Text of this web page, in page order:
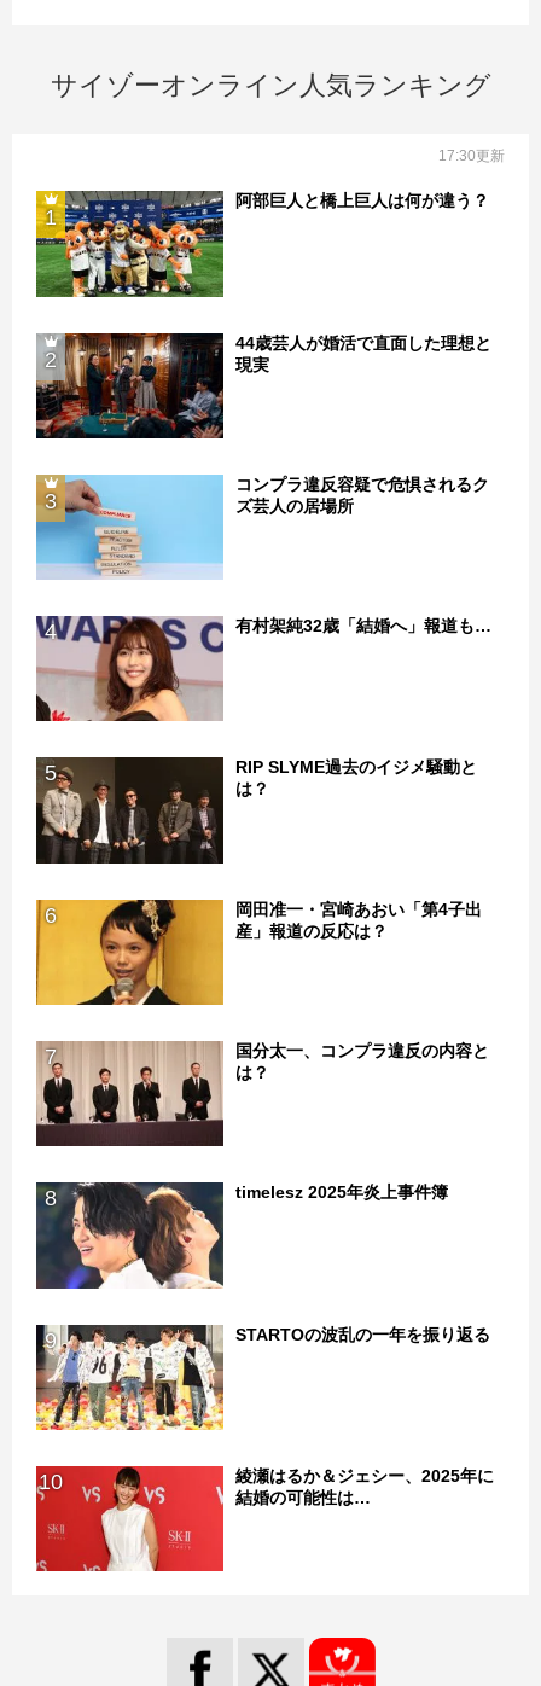
サイゾーオンライン人気ランキング
17:30更新
1
阿部巨人と橋上巨人は何が違う？
2
44歳芸人が婚活で直面した理想と
現実
3
コンプラ違反容疑で危惧されるク
ズ芸人の居場所
4 有村架純32歳「結婚へ」報道も…
5
RIP SLYME過去のイジメ騒動と
は？
6
岡田准一・宮崎あおい「第4子出
産」報道の反応は？
7
国分太一、コンプラ違反の内容と
は？
8 timelesz 2025年炎上事件簿
9 STARTOの波乱の一年を振り返る
10
綾瀬はるか＆ジェシー、2025年に
結婚の可能性は…